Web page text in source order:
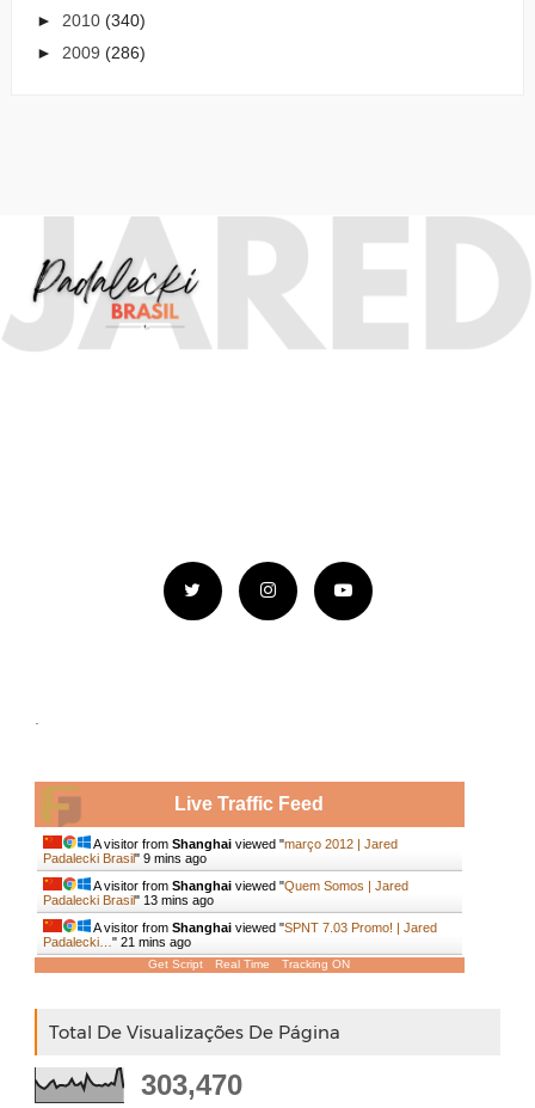
► 2010 (340)
► 2009 (286)
Live Traffic Feed
A visitor from Shanghaiviewed "março 2012 | Jared
Padalecki Brasil" 9 mins ago
A visitor from Shanghaiviewed "Quem Somos | Jared
Padalecki Brasil" 13 mins ago
A visitor from Shanghaiviewed "SPNT 7.03 Promo! | Jared
Padalecki… " 21 mins ago
Get Script Real Time Tracking ON
Total De Visualizações De Página
303,470